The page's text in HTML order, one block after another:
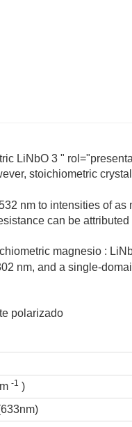
LiNbO 3 "
stoichiometric
nm to intensities of as
can be
magnesio :
nm, and a single-
polarizado
-1 )